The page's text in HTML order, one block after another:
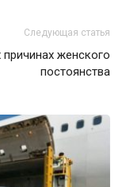
Следующая статья
женского
постоянства